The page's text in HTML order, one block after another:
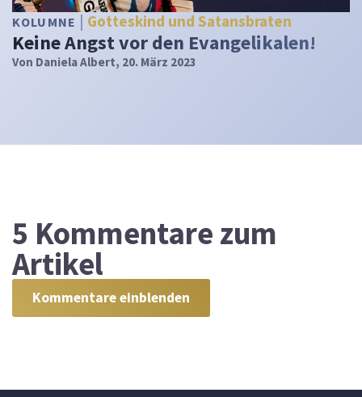
KOLUMNE Gotteskind und Satansbraten
Keine Angst vor den Evangelikalen!
Von Daniela Albert, 20. März 2023
5 Kommentare zum
Artikel
Kommentare einblenden